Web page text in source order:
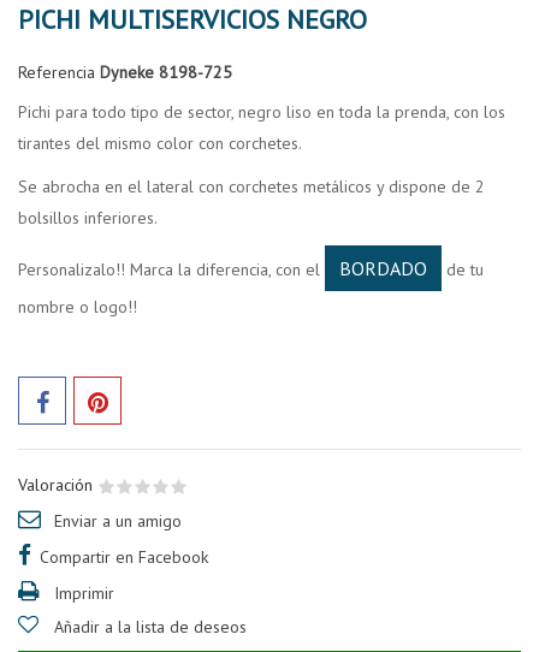
PICHI MULTISERVICIOS NEGRO
Referencia Dyneke 8198-725
Pichi para todo tipo de sector, negro liso en toda la prenda, con los
tirantes del mismo color con corchetes.
Se abrocha en el lateral con corchetes metálicos y dispone de 2
bolsillos inferiores.
Personalizalo!! Marca la diferencia, con el BORDADO
de tu
nombre o logo!!
Valoración
Enviar a un amigo
Compartir en Facebook
Imprimir
Añadir a la lista de deseos